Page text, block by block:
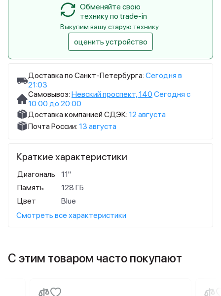
Доставка по Санкт-Петербурга: Сегодня в
21:03
Самовывоз: Невский проспект, 140 Сегодня с
10:00 до 20:00
Доставка компанией СДЭК: 12 августа
Почта России: 13 августа
Краткие характеристики
Диагональ
11"
Память
128 ГБ
Цвет
Blue
Смотреть все характеристики
Обменяйте свою
технику по trade-in
Выкупим вашу старую технику
оценить устройство
С этим товаром часто покупают